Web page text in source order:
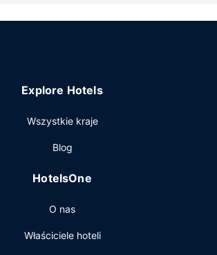
oferuje również udogodnienia takie jak
śniadanie kontynentalne
to komputer stacjonarny,
na miejscu to bezpłatne
Explore Hotels
Wszystkie kraje
Blog
HotelsOne
O nas
Właściciele hoteli